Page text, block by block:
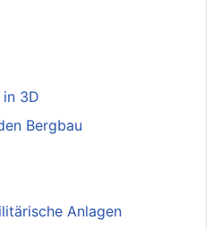
3D
Bergbau
Anlagen